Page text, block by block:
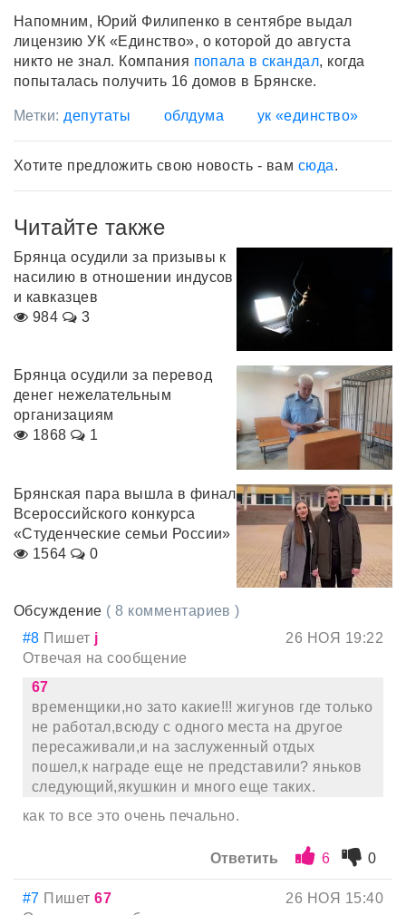
Напомним, Юрий Филипенко в сентябре выдал
лицензию УК «Единство», о которой до августа
никто не знал. Компания попала в скандал, когда
попыталась получить 16 домов в Брянске.
Метки: депутаты облдума ук «единство»
Хотите предложить свою новость - вам сюда.
Читайте также
Брянца осудили за призывы к
насилию в отношении индусов
и кавказцев
984
3
Брянца осудили за перевод
денег нежелательным
организациям
1868
1
Брянская пара вышла в финал
Всероссийского конкурса
«Студенческие семьи России»
1564
0
Обсуждение ( 8 комментариев )
#8 Пишет j
26 НОЯ 19:22
Отвечая на сообщение
67
временщики,но зато какие!!! жигунов где только
не работал,всюду с одного места на другое
пересаживали,и на заслуженный отдых
пошел,к награде еще не представили? яньков
следующий,якушкин и много еще таких.
как то все это очень печально.
Ответить 6 0
#7 Пишет67
26 НОЯ 15:40